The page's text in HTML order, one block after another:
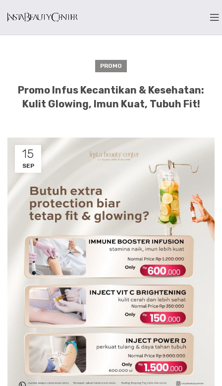
PROMO
Promo Infus Kecantikan & Kesehatan:
Kulit Glowing, Imun Kuat, Tubuh Fit!
15
SEP